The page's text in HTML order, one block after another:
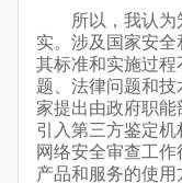
所以，我认为
实。涉及国家安全
其标准和实施过程
题、法律问题和
家提出由政府职
引入第三方鉴定机
网络安全审查工
产品和服务的使